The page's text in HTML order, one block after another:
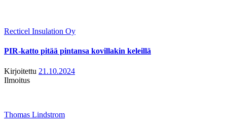
Recticel Insulation Oy
PIR-katto pitää pintansa kovillakin keleillä
Kirjoitettu 21.10.2024
Ilmoitus
Thomas Lindstrom